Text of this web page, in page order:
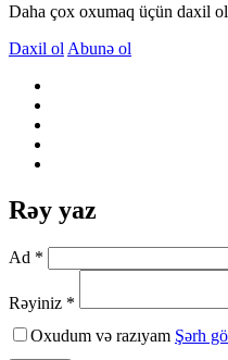
Daha çox oxumaq üçün daxil
Daxil ol Abunə ol
Rəy yaz
Ad *
Rəyiniz *
Oxudum və razıyam Şərh